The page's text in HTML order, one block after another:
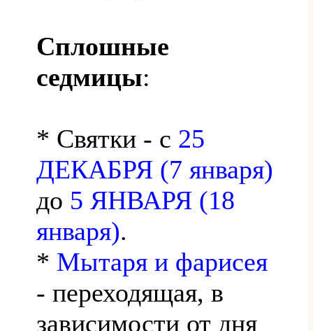
Сплошные
седмицы:
* Святки - с 25
ДЕКАБРЯ (7 января)
до 5 ЯНВАРЯ (18
января).
* Мытаря и фарисея
- переходящая, в
зависимости от дня